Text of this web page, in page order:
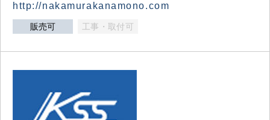
http://nakamurakanamono.com
販売可 工事・取付可